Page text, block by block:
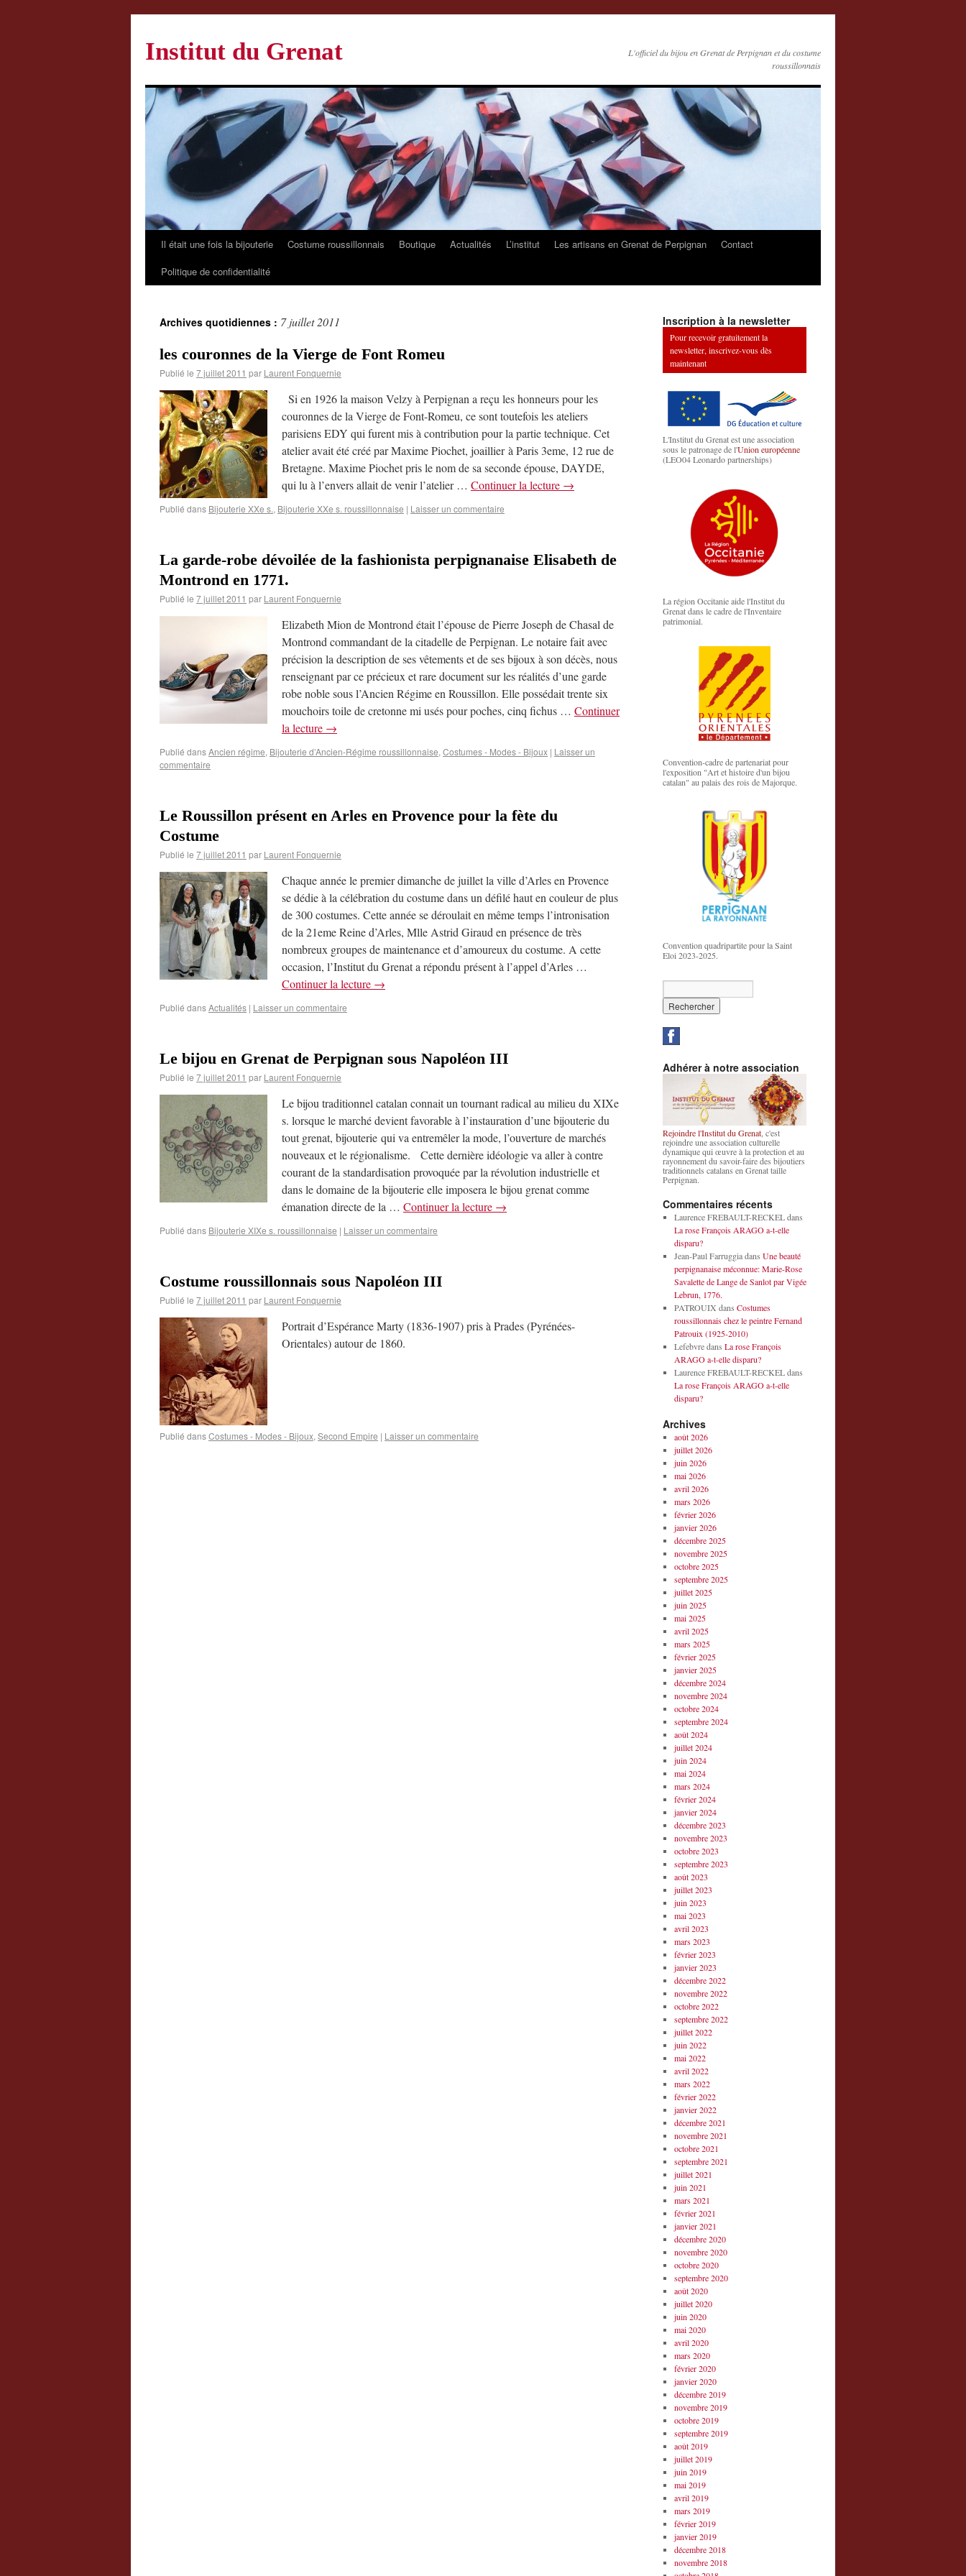
Institut du Grenat
L'officiel du bijou en Grenat de Perpignan et du costume
roussillonnais
Il était une fois la bijouterie Costume roussillonnais Boutique Actualités L’institut Les artisans en Grenat de Perpignan
Contact
Politique de confidentialité
Archives quotidiennes : 7 juillet 2011
les couronnes de la Vierge de Font Romeu
Publié le 7 juillet 2011 par Laurent Fonquernie
Si en 1926 la maison Velzy à Perpignan a reçu les honneurs pour les
couronnes de la Vierge de Font-Romeu, ce sont toutefois les ateliers
parisiens EDY qui furent mis à contribution pour la partie technique. Cet
atelier avait été créé par Maxime Piochet, joaillier à Paris 3eme, 12 rue de
Bretagne. Maxime Piochet pris le nom de sa seconde épouse, DAYDE,
qui lu à l’envers allait de venir l’atelier … Continuer la lecture →
Publié dans Bijouterie XXe s., Bijouterie XXe s. roussillonnaise | Laisser un commentaire
La garde-robe dévoilée de la fashionista perpignanaise Elisabeth de
Montrond en 1771.
Publié le 7 juillet 2011 par Laurent Fonquernie
Elizabeth Mion de Montrond était l’épouse de Pierre Joseph de Chasal de
Montrond commandant de la citadelle de Perpignan. Le notaire fait avec
précision la description de ses vêtements et de ses bijoux à son décès, nous
renseignant par ce précieux et rare document sur les réalités d’une garde
robe noble sous l’Ancien Régime en Roussillon. Elle possédait trente six
mouchoirs toile de cretonne mi usés pour poches, cinq fichus … Continuer
la lecture →
Publié dansAncien régime, Bijouterie d’Ancien-Régime roussillonnaise, Costumes - Modes - Bijoux | Laisser un
commentaire
Le Roussillon présent en Arles en Provence pour la fète du
Costume
Publié le 7 juillet 2011 par Laurent Fonquernie
Chaque année le premier dimanche de juillet la ville d’Arles en Provence
se dédie à la célébration du costume dans un défilé haut en couleur de plus
de 300 costumes. Cette année se déroulait en même temps l’intronisation
de la 21eme Reine d’Arles, Mlle Astrid Giraud en présence de très
nombreux groupes de maintenance et d’amoureux du costume. A cette
occasion, l’Institut du Grenat a répondu présent à l’appel d’Arles …
Continuer la lecture →
Publié dansActualités | Laisser un commentaire
Le bijou en Grenat de Perpignan sous Napoléon III
Publié le 7 juillet 2011 par Laurent Fonquernie
Le bijou traditionnel catalan connait un tournant radical au milieu du XIXe
s. lorsque le marché devient favorable à l’instauration d’une bijouterie du
tout grenat, bijouterie qui va entremêler la mode, l’ouverture de marchés
nouveaux et le régionalisme. Cette dernière idéologie va aller à contre
courant de la standardisation provoquée par la révolution industrielle et
dans le domaine de la bijouterie elle imposera le bijou grenat comme
émanation directe de la … Continuer la lecture →
Publié dans Bijouterie XIXe s. roussillonnaise | Laisser un commentaire
Costume roussillonnais sous Napoléon III
Publié le 7 juillet 2011 par Laurent Fonquernie
Portrait d’Espérance Marty (1836-1907) pris à Prades (Pyrénées-
Orientales) autour de 1860.
Publié dansCostumes - Modes - Bijoux, Second Empire | Laisser un commentaire
Inscription à la newsletter
Pour recevoir gratuitement la
newsletter, inscrivez-vous dès
maintenant
L'Institut du Grenat est une association
sous le patronage de l'Union européenne
(LEO04 Leonardo partnerships)
La région Occitanie aide l'Institut du
Grenat dans le cadre de l'Inventaire
patrimonial.
Convention-cadre de partenariat pour
l'exposition "Art et histoire d'un bijou
catalan" au palais des rois de Majorque.
Convention quadripartite pour la Saint
Eloi 2023-2025.
Adhérer à notre association
Rejoindre l'Institut du Grenat , c'est
rejoindre une association culturelle
dynamique qui œuvre à la protection et au
rayonnement du savoir-faire des bijoutiers
traditionnels catalans en Grenat taille
Perpignan.
Commentaires récents
Laurence FREBAULT-RECKELdans
La rose François ARAGO a-t-elle
disparu?
Jean-Paul Farruggiadans Une beauté
perpignanaise méconnue: Marie-Rose
Savalette de Lange de Sanlot par Vigée
Lebrun, 1776.
PATROUIX dans Costumes
roussillonnais chez le peintre Fernand
Patrouix (1925-2010)
Lefebvredans La rose François
ARAGO a-t-elle disparu?
Laurence FREBAULT-RECKELdans
La rose François ARAGO a-t-elle
disparu?
Archives
août 2026
juillet 2026
juin 2026
mai 2026
avril 2026
mars 2026
février 2026
janvier 2026
décembre 2025
novembre 2025
octobre 2025
septembre 2025
juillet 2025
juin 2025
mai 2025
avril 2025
mars 2025
février 2025
janvier 2025
décembre 2024
novembre 2024
octobre 2024
septembre 2024
août 2024
juillet 2024
juin 2024
mai 2024
mars 2024
février 2024
janvier 2024
décembre 2023
novembre 2023
octobre 2023
septembre 2023
août 2023
juillet 2023
juin 2023
mai 2023
avril 2023
mars 2023
février 2023
janvier 2023
décembre 2022
novembre 2022
octobre 2022
septembre 2022
juillet 2022
juin 2022
mai 2022
avril 2022
mars 2022
février 2022
janvier 2022
décembre 2021
novembre 2021
octobre 2021
septembre 2021
juillet 2021
juin 2021
mars 2021
février 2021
janvier 2021
décembre 2020
novembre 2020
octobre 2020
septembre 2020
août 2020
juillet 2020
juin 2020
mai 2020
avril 2020
mars 2020
février 2020
janvier 2020
décembre 2019
novembre 2019
octobre 2019
septembre 2019
août 2019
juillet 2019
juin 2019
mai 2019
avril 2019
mars 2019
février 2019
janvier 2019
décembre 2018
novembre 2018